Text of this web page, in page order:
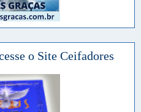
o Site Ceifadores